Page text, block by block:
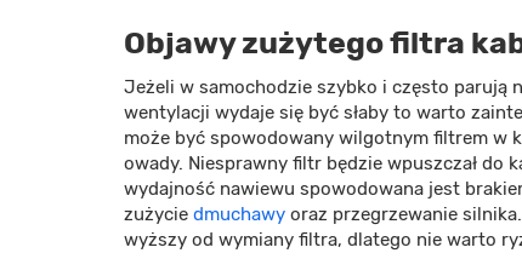
Objawy zużytego filtra
Jeżeli w samochodzie szybko i często parują
wentylacji wydaje się być słaby to warto
może być spowodowany wilgotnym filtrem w
owady. Niesprawny filtr będzie wpuszczał do
wydajność nawiewu spowodowana jest
zużycie dmuchawy oraz przegrzewanie
wyższy od wymiany filtra, dlatego nie warto